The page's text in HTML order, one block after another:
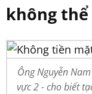
không
Ông Nguyễn
vực 2 - cho biết